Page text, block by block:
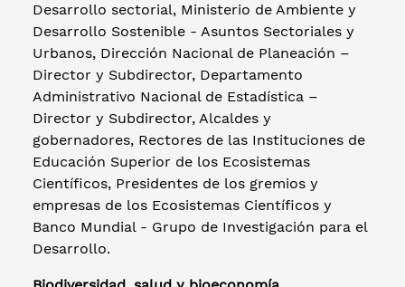
Desarrollo sectorial, Ministerio de Ambiente y
Desarrollo Sostenible - Asuntos Sectoriales y
Urbanos, Dirección Nacional de Planeación –
Director y Subdirector, Departamento
Administrativo Nacional de Estadística –
Director y Subdirector, Alcaldes y
gobernadores, Rectores de las Instituciones de
Educación Superior de los Ecosistemas
Científicos, Presidentes de los gremios y
empresas de los Ecosistemas Científicos y
Banco Mundial - Grupo de Investigación para el
Desarrollo.